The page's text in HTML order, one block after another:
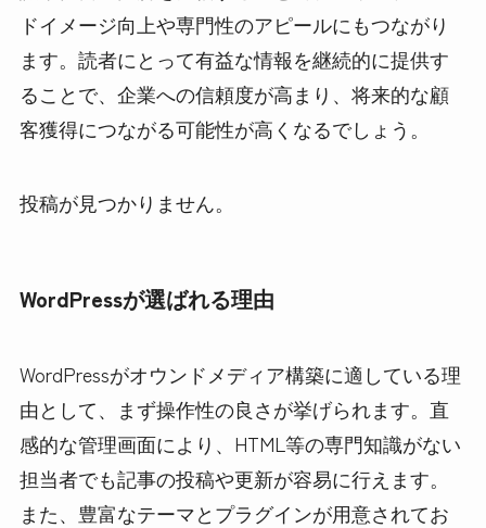
ドイメージ向上や専門性のアピールにもつながり
ます。読者にとって有益な情報を継続的に提供す
ることで、企業への信頼度が高まり、将来的な顧
客獲得につながる可能性が高くなるでしょう。
投稿が見つかりません。
WordPressが選ばれる理由
WordPressがオウンドメディア構築に適している理
由として、まず操作性の良さが挙げられます。直
感的な管理画面により、HTML等の専門知識がない
担当者でも記事の投稿や更新が容易に行えます。
また、豊富なテーマとプラグインが用意されてお